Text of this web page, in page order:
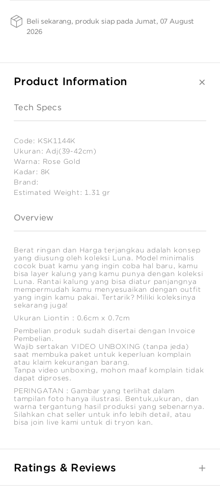
MY ACCOUNT
SHOPPING CART
SIZE -
Adj(39-
FINISHING
-SPRG
PURITY
-37
Beli sekarang, produk siap pada Jumat, 07 August
2026
Product Information
Tech Specs
Code: KSK1144K
Ukuran: Adj(39-42cm)
Warna: Rose Gold
Kadar: 8K
Brand:
Estimated Weight: 1.31 gr
Overview
Berat ringan dan Harga terjangkau adalah konsep
yang diusung oleh koleksi Luna. Model minimalis
cocok buat kamu yang ingin coba hal baru, kamu
bisa layer kalung yang kamu punya dengan koleksi
Luna. Rantai kalung yang bisa diatur panjangnya
mempermudah kamu menyesuaikan dengan outfit
yang ingin kamu pakai. Tertarik? Miliki koleksinya
sekarang juga!
Ukuran Liontin : 0.6cm x 0.7cm
Pembelian produk sudah disertai dengan Invoice
Pembelian.
Wajib sertakan VIDEO UNBOXING (tanpa jeda)
saat membuka paket untuk keperluan komplain
atau klaim kekurangan barang.
Tanpa video unboxing, mohon maaf komplain tidak
dapat diproses.
PERINGATAN : Gambar yang terlihat dalam
tampilan foto hanya ilustrasi. Bentuk,ukuran, dan
warna tergantung hasil produksi yang sebenarnya.
Silahkan chat seller untuk info lebih detail, atau
bisa join live kami untuk di tryon kan.
Ratings & Reviews